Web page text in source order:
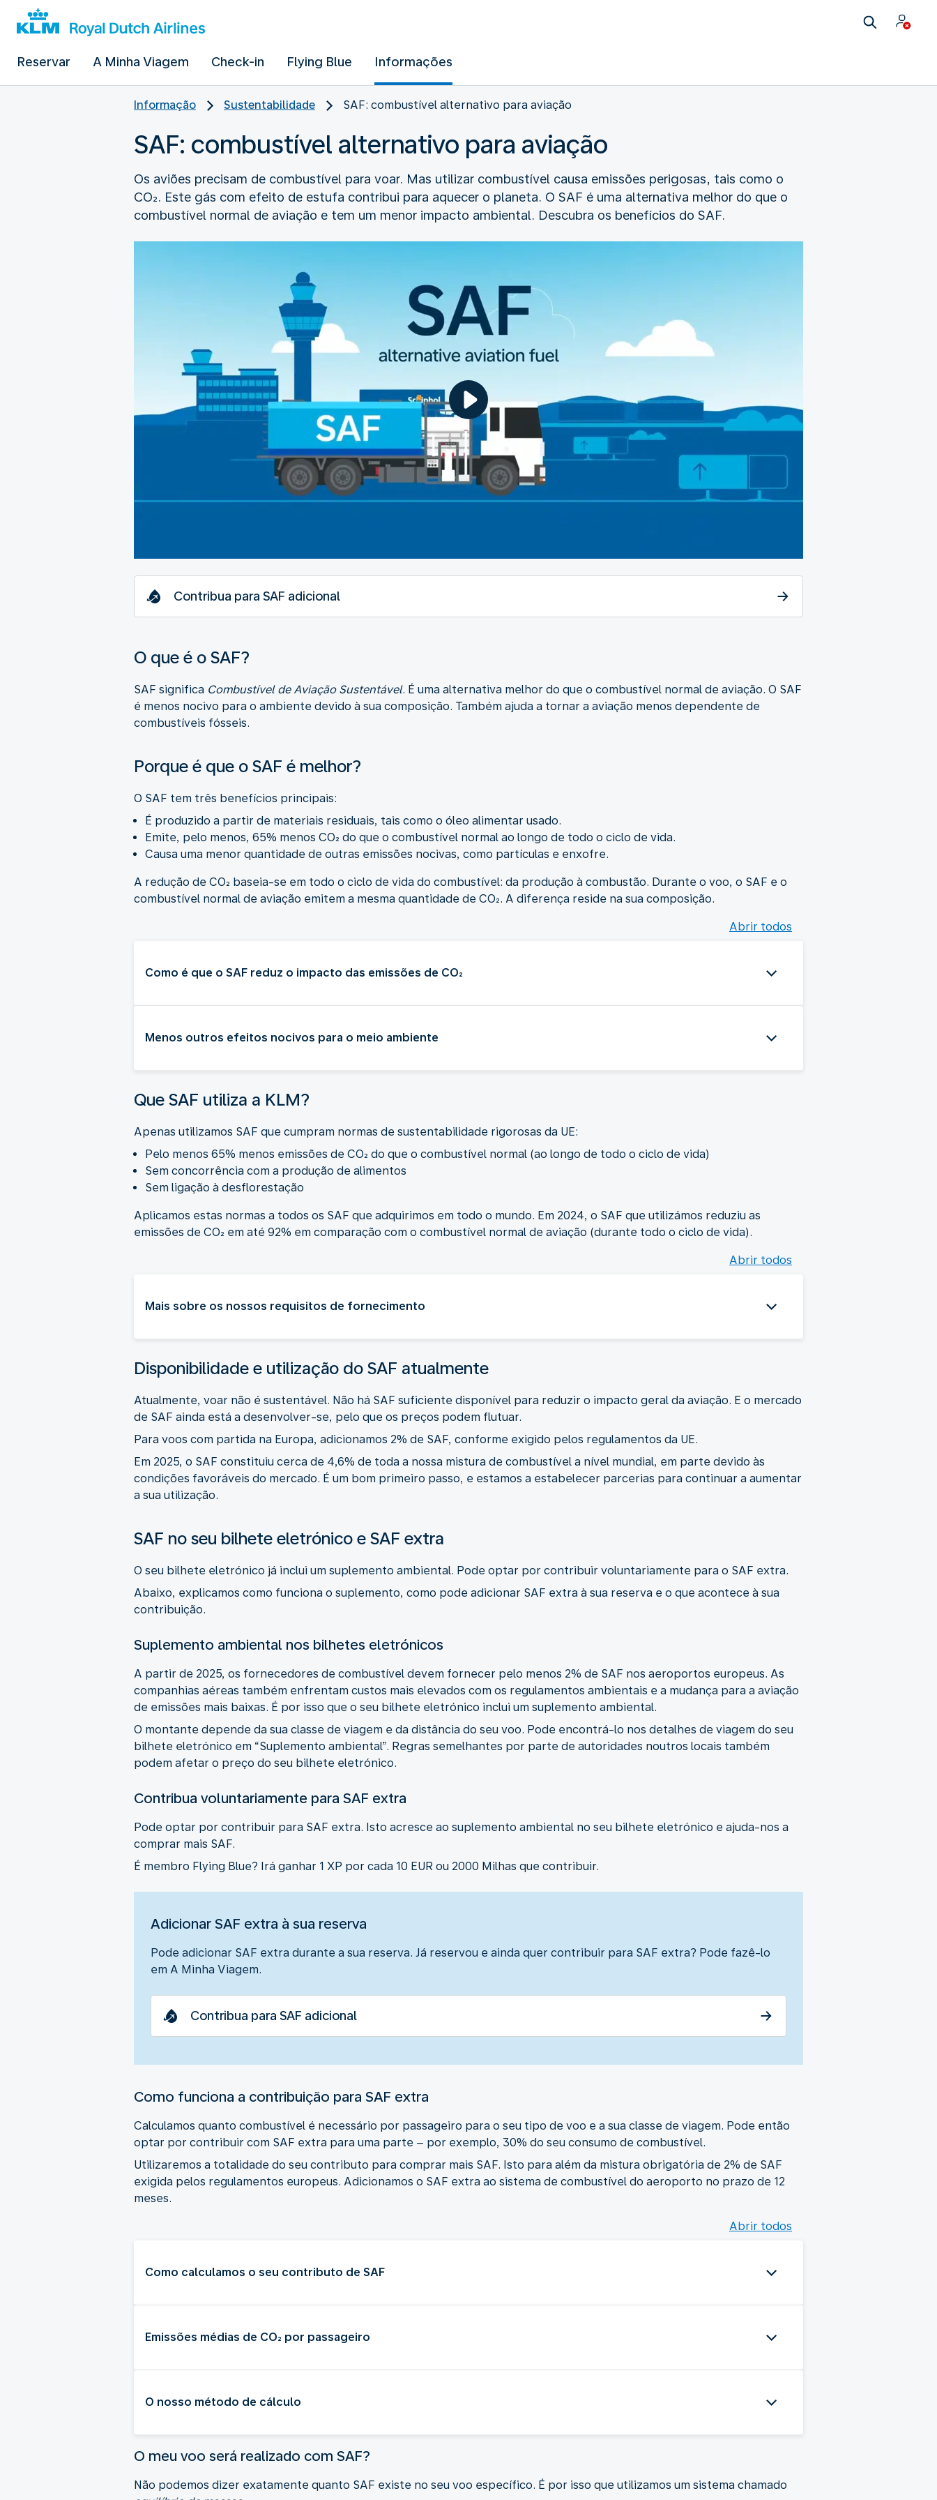
Reservar A Minha Viagem Check-in Flying Blue Informações
Informação Sustentabilidade SAF: combustível alternativo para aviação
SAF: combustível alternativo para aviação
Os aviões precisam de combustível para voar. Mas utilizar combustível causa emissões perigosas, tais como o
CO₂. Este gás com efeito de estufa contribui para aquecer o planeta. O SAF é uma alternativa melhor do que o
combustível normal de aviação e tem um menor impacto ambiental. Descubra os benefícios do SAF.
Contribua para SAF adicional
O que é o SAF?
SAF significa Combustível de Aviação Sustentável. É uma alternativa melhor do que o combustível normal de aviação. O SAF
é menos nocivo para o ambiente devido à sua composição. Também ajuda a tornar a aviação menos dependente de
combustíveis fósseis.
Porque é que o SAF é melhor?
O SAF tem três benefícios principais:
É produzido a partir de materiais residuais, tais como o óleo alimentar usado.
Emite, pelo menos, 65% menos CO₂ do que o combustível normal ao longo de todo o ciclo de vida.
Causa uma menor quantidade de outras emissões nocivas, como partículas e enxofre.
A redução de CO₂ baseia-se em todo o ciclo de vida do combustível: da produção à combustão. Durante o voo, o SAF e o
combustível normal de aviação emitem a mesma quantidade de CO₂. A diferença reside na sua composição.
Abrir todos
Como é que o SAF reduz o impacto das emissões de CO₂
Menos outros efeitos nocivos para o meio ambiente
Que SAF utiliza a KLM?
Apenas utilizamos SAF que cumpram normas de sustentabilidade rigorosas da UE:
Pelo menos 65% menos emissões de CO₂ do que o combustível normal (ao longo de todo o ciclo de vida)
Sem concorrência com a produção de alimentos
Sem ligação à desflorestação
Aplicamos estas normas a todos os SAF que adquirimos em todo o mundo. Em 2024, o SAF que utilizámos reduziu as
emissões de CO₂ em até 92% em comparação com o combustível normal de aviação (durante todo o ciclo de vida).
Abrir todos
Mais sobre os nossos requisitos de fornecimento
Disponibilidade e utilização do SAF atualmente
Atualmente, voar não é sustentável. Não há SAF suficiente disponível para reduzir o impacto geral da aviação. E o mercado
de SAF ainda está a desenvolver-se, pelo que os preços podem flutuar.
Para voos com partida na Europa, adicionamos 2% de SAF, conforme exigido pelos regulamentos da UE.
Em 2025, o SAF constituiu cerca de 4,6% de toda a nossa mistura de combustível a nível mundial, em parte devido às
condições favoráveis do mercado. É um bom primeiro passo, e estamos a estabelecer parcerias para continuar a aumentar
a sua utilização.
SAF no seu bilhete eletrónico e SAF extra
O seu bilhete eletrónico já inclui um suplemento ambiental. Pode optar por contribuir voluntariamente para o SAF extra.
Abaixo, explicamos como funciona o suplemento, como pode adicionar SAF extra à sua reserva e o que acontece à sua
contribuição.
Suplemento ambiental nos bilhetes eletrónicos
A partir de 2025, os fornecedores de combustível devem fornecer pelo menos 2% de SAF nos aeroportos europeus. As
companhias aéreas também enfrentam custos mais elevados com os regulamentos ambientais e a mudança para a aviação
de emissões mais baixas. É por isso que o seu bilhete eletrónico inclui um suplemento ambiental.
O montante depende da sua classe de viagem e da distância do seu voo. Pode encontrá-lo nos detalhes de viagem do seu
bilhete eletrónico em “Suplemento ambiental”. Regras semelhantes por parte de autoridades noutros locais também
podem afetar o preço do seu bilhete eletrónico.
Contribua voluntariamente para SAF extra
Pode optar por contribuir para SAF extra. Isto acresce ao suplemento ambiental no seu bilhete eletrónico e ajuda-nos a
comprar mais SAF.
É membro Flying Blue? Irá ganhar 1 XP por cada 10 EUR ou 2000 Milhas que contribuir.
Adicionar SAF extra à sua reserva
Pode adicionar SAF extra durante a sua reserva. Já reservou e ainda quer contribuir para SAF extra? Pode fazê-lo
em A Minha Viagem.
Contribua para SAF adicional
Como funciona a contribuição para SAF extra
Calculamos quanto combustível é necessário por passageiro para o seu tipo de voo e a sua classe de viagem. Pode então
optar por contribuir com SAF extra para uma parte – por exemplo, 30% do seu consumo de combustível.
Utilizaremos a totalidade do seu contributo para comprar mais SAF. Isto para além da mistura obrigatória de 2% de SAF
exigida pelos regulamentos europeus. Adicionamos o SAF extra ao sistema de combustível do aeroporto no prazo de 12
meses.
Abrir todos
Como calculamos o seu contributo de SAF
Emissões médias de CO₂ por passageiro
O nosso método de cálculo
O meu voo será realizado com SAF?
Não podemos dizer exatamente quanto SAF existe no seu voo específico. É por isso que utilizamos um sistema chamado